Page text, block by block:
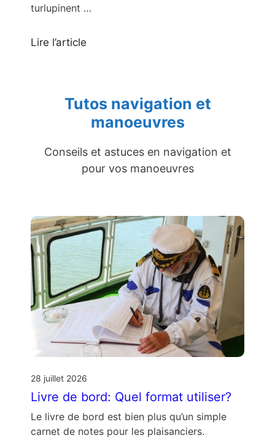
turlupinent …
Lire l’article
Tutos navigation et
manoeuvres
Conseils et astuces en navigation et
pour vos manoeuvres
28 juillet 2026
Livre de bord: Quel format utiliser?
Le livre de bord est bien plus qu’un simple
carnet de notes pour les plaisanciers.